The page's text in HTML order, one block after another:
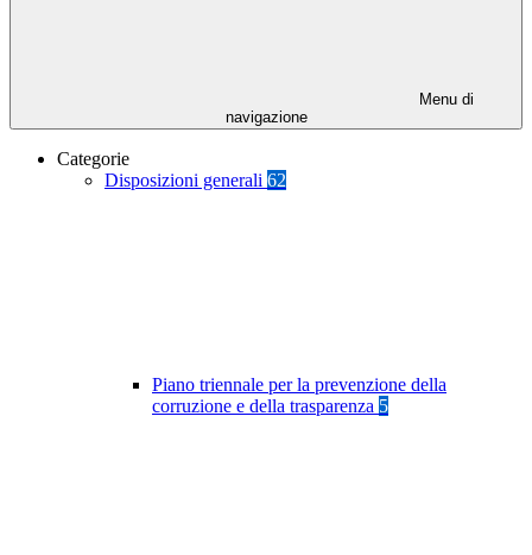
Menu di
navigazione
Categorie
Disposizioni generali 62
Piano triennale per la prevenzione della
corruzione e della trasparenza 5